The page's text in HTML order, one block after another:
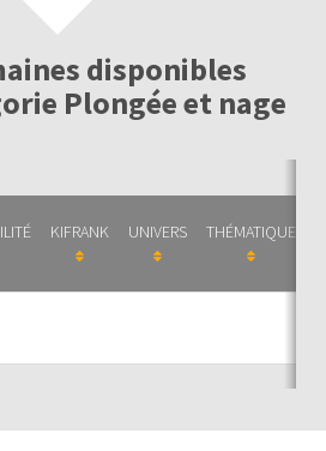
disponibles
Plongée et nage
KIFRANK UNIVERS THÉMATIQUE